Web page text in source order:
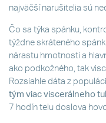
najväčší narušitelia sú
Čo sa týka spánku,
týždne skráteného
nárastu hmotnosti a
ako podkožného, tak
Rozsiahle dáta z
tým viac viscerálneho
7 hodín telu doslova